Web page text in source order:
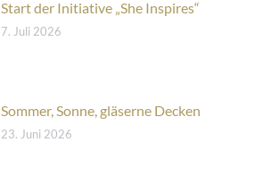
Start der Initiative „She Inspires“
7. Juli 2026
Sommer, Sonne, gläserne Decken
23. Juni 2026